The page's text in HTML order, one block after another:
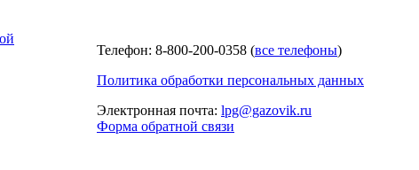
Телефон: 8-800-200-0358 (все телефоны)
Политика обработки персональных данных
Электронная почта: lpg@gazovik.ru
Форма обратной связи